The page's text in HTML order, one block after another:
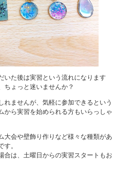
いた後は実習という流れになります
ちょっと迷いませんか？
れませんが、気軽に参加できるという
から実習を始められる方もいらっしゃ
大会や壁飾り作りなど様々な種類があ
。
合は、土曜日からの実習スタートもお